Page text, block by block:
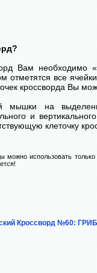
Вам
все
кроссворда Вы
мышки на
и
клеточку
использовать
Кроссворд №60: ГРИБ